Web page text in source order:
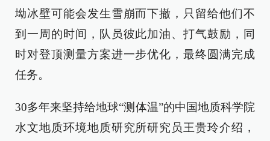
坳冰壁可能会发生雪崩而下撤，只留给他们不
到一周的时间，队员彼此加油、打气鼓励，同
时对登顶测量方案进一步优化，最终圆满完成
任务。
30多年来坚持给地球“测体温”的中国地质科学院
水文地质环境地质研究所研究员王贵玲介绍，